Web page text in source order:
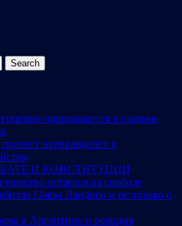
превращается в главное
превращается в
И КОНСТИТУЦИИ
остается на свободе
Софы Ландвер и не только о
в Аргентине и реакция